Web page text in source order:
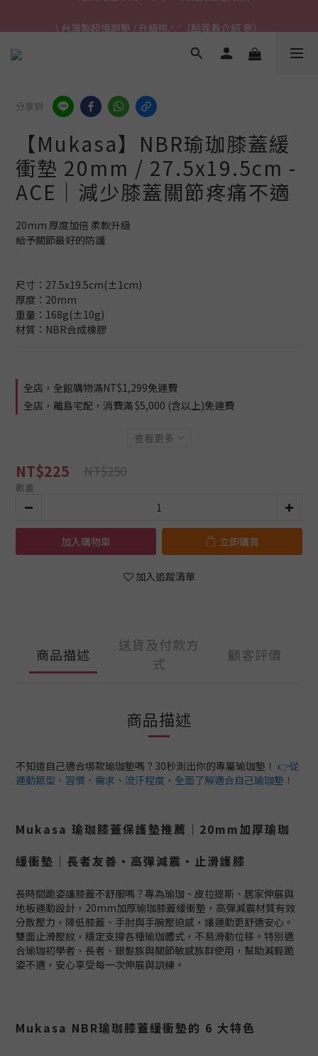
✈ 港澳免運｜滿HK$1,239免運 (指定商品)
分享到
【Mukasa】NBR瑜珈膝蓋緩
衝墊 20mm / 27.5x19.5cm -
ACE｜減少膝蓋關節疼痛不適
20mm 厚度加倍 柔軟升級
給予關節最好的防護
尺寸：27.5x19.5cm(±1cm)
厚度：20mm
重量：168g(±10g)
材質：NBR合成橡膠
全店，全館購物滿NT$1,299免運費
全店，離島宅配，消費滿 $5,000 (含以上)免運費
查看更多
NT$225 NT$250
數量
加入購物車 立即購買
加入追蹤清單
商品描述
送貨及付款方
式
顧客評價
商品描述
不知道自己適合哪款瑜珈墊嗎？30秒測出你的專屬瑜珈墊！ 👉從
運動類型、習慣、需求、流汗程度，全面了解適合自己瑜珈墊！
Mukasa 瑜珈膝蓋保護墊推薦｜20mm加厚瑜珈
緩衝墊｜長者友善・高彈減震・止滑護膝
長時間跪姿讓膝蓋不舒服嗎？專為瑜珈、皮拉提斯、居家伸展與
地板運動設計，20mm加厚瑜珈膝蓋緩衝墊，高彈減震材質有效
分散壓力，降低膝蓋、手肘與手腕壓迫感，讓運動更舒適安心。
雙面止滑壓紋，穩定支撐各種瑜珈體式，不易滑動位移。特別適
合瑜珈初學者、長者、銀髮族與關節敏感族群使用，幫助減輕跪
姿不適，安心享受每一次伸展與訓練。
Mukasa NBR瑜珈膝蓋緩衝墊的 6 大特色